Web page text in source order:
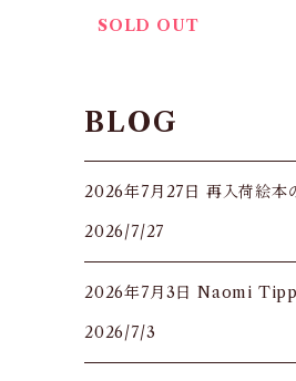
SOLD OUT
BLOG
2026年7月27日 再入荷絵本
2026/7/27
2026年7月3日 Naomi
2026/7/3